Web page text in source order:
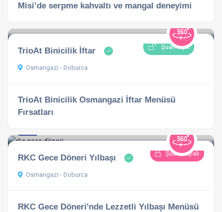
Misi’de serpme kahvaltı ve mangal deneyimi
Şuan Açık
TrioAt Binicilik İftar
Osmangazi - Doburca
TrioAt Binicilik Osmangazi İftar Menüsü
Fırsatları
Şuan Kapalı
RKC Gece Döneri Yılbaşı
Osmangazi - Doburca
RKC Gece Döneri'nde Lezzetli Yılbaşı Menüsü